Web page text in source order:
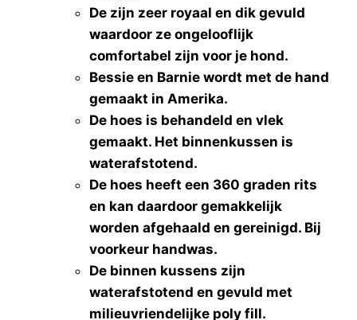
De zijn zeer royaal en dik gevuld
waardoor ze ongelooflijk
comfortabel zijn voor je hond.
Bessie en Barnie wordt met de hand
gemaakt in Amerika.
De hoes is behandeld en vlek
gemaakt. Het binnenkussen is
waterafstotend.
De hoes heeft een 360 graden rits
en kan daardoor gemakkelijk
worden afgehaald en gereinigd. Bij
voorkeur handwas.
De binnen kussens zijn
waterafstotend en gevuld met
milieuvriendelijke poly fill.